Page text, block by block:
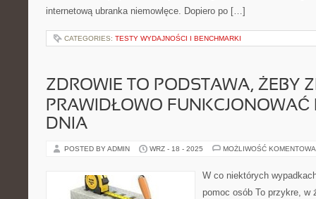
internetową ubranka niemowlęce. Dopiero po […]
CATEGORIES: TESTY WYDAJNOŚCI I BENCHMARKI
ZDROWIE TO PODSTAWA, ŻEBY
PRAWIDŁOWO FUNKCJONOWAĆ
DNIA
POSTED BY ADMIN WRZ - 18 - 2025 MOŻLIWOŚĆ
W co niektórych
pomoc osób To przykre, w